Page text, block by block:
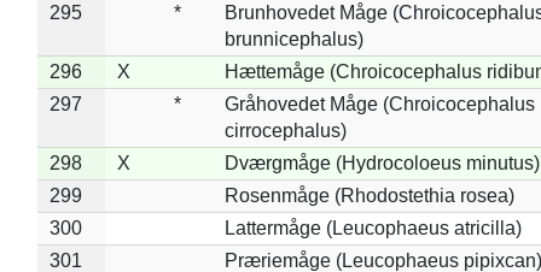
295
*
Brunhovedet Måge
brunnicephalus)
296
X
Hættemåge (Chroicocephalus
297
*
Gråhovedet Måge (Chroicocephalus
cirrocephalus)
298
X
Dværgmåge (Hydrocoloeus minutus)
299
Rosenmåge (Rhodostethia rosea)
300
Lattermåge (Leucophaeus atricilla)
301
Præriemåge (Leucophaeus pipixcan)